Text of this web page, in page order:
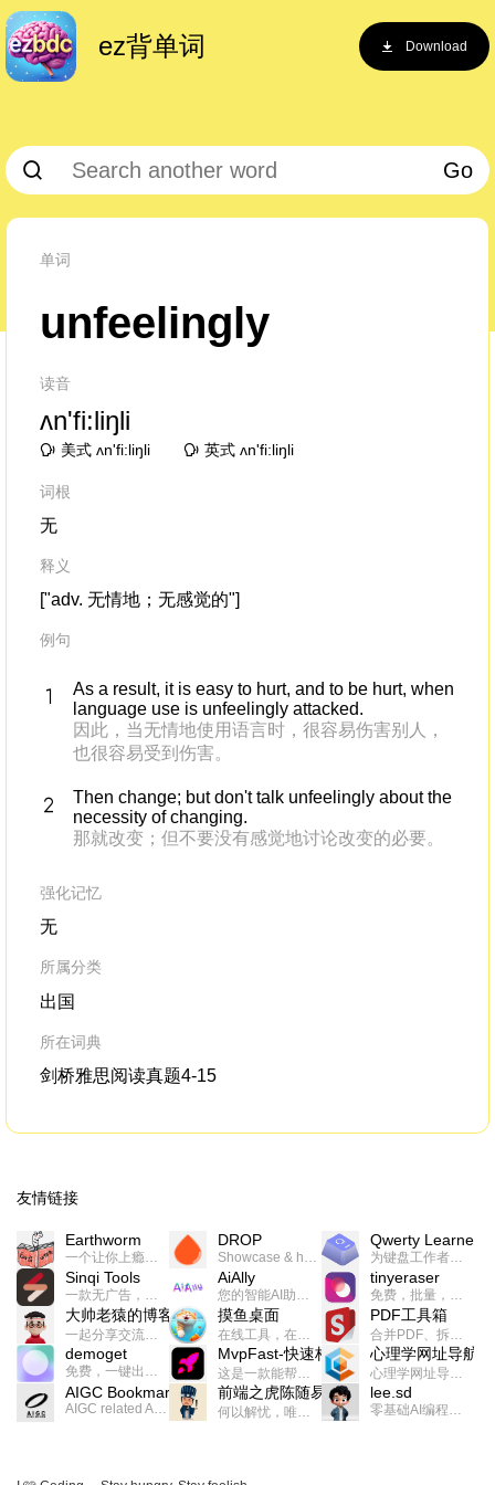
ez背单词 Download
Go
单词
unfeelingly
读音
ʌn'fi:liŋli
美式 ʌn'fi:liŋli 英式 ʌn'fi:liŋli
词根
无
释义
["adv. 无情地；无感觉的"]
例句
As a result, it is easy to hurt, and to be hurt, when
language use is unfeelingly attacked.
因此，当无情地使用语言时，很容易伤害别人，
也很容易受到伤害。
Then change; but don't talk unfeelingly about the
necessity of changing.
那就改变；但不要没有感觉地讨论改变的必要。
强化记忆
无
所属分类
出国
所在词典
剑桥雅思阅读真题4-15
友情链接
Earthworm
一个让你上瘾的英语学习工具，使用 连词成句 、 i + 1 、 以终为始等学习理论来帮助你习得英语，通过不断的重复形成肌肉记忆，最重要的是 游戏化 的形式让学习英语从此不再痛苦
DROP
Showcase & host your work in extraordinary ways.不限速文件分享，托管，建站平台
Qwerty Learner
为键盘工作者设计的单词与肌肉记忆锻炼软件
Sinqi Tools
一款无广告，界面清爽的神奇在线小工具集合，范围包括但不限于：开发，设计，日常生活等
AiAlly
您的智能AI助手解决方案。提供24/7全天候的高效虚拟员工服务，助力个人和组织提升生产力、激发创新潜能。
tinyeraser
免费，批量，快速，一键换背景的桌面软件
大帅老猿的博客
一起分享交流生活学习，出海赚钱，编程技术，远程工作，优秀产品等相关话题。希望大家都能有所收获。
摸鱼桌面
在线工具，在线游戏，电影，小说各种有趣的资源这里都有
PDF工具箱
合并PDF、拆分PDF、旋转PDF、裁剪PDF、转换PDF、加密PDF、解密PDF、PDF加水印等多种PDF处理功能
demoget
免费，一键出成片的录屏Demo软件。支持4K导出，立即下载使用。
MvpFast-快速构建网站应用
这是一款能帮助你快速构建个人网站的应用，使用最新的前端技术栈，集成登录、鉴权、手机、邮箱、数据库、博客、文章、支付等等网站所需要的功能，你只需要花几个小时开发你的核心功能就可以上线，一次购买，永久拥有
心理学网址导航
心理学网址导航(psyhhub.org),着力打造国内心理学资源平台，是一个心理学网址资源大全，提供心理学学习,心理学考研,英语自学,计算机自学等众多学习内容。
AIGC Bookmarks
AIGC related Academy/Project bookmarks . Powered by Notion AI (Claude, ChatGPT).
前端之虎陈随易
何以解忧，唯有代码。不忘初心，方得始终。
lee.sd
零基础AI编程整活儿，跟SimbaLee用AI一起每天写点儿好玩儿的！iSay中每天还会有鲜吐槽、财经快讯、抽奖福利。喜欢就在页面“点赞”，不喜欢可以“点呸”喔！